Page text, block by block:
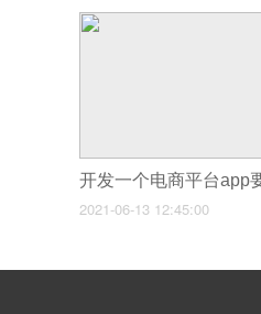
2021-06-13 12:45:00